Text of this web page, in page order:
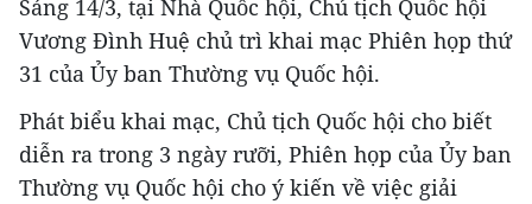
Sáng 14/3, tại Nhà Quốc hội, Chủ tịch Quốc hội
Vương Đình Huệ chủ trì khai mạc Phiên họp thứ
31 của Ủy ban Thường vụ Quốc hội.
Phát biểu khai mạc, Chủ tịch Quốc hội cho biết
diễn ra trong 3 ngày rưỡi, Phiên họp của Ủy ban
Thường vụ Quốc hội cho ý kiến về việc giải